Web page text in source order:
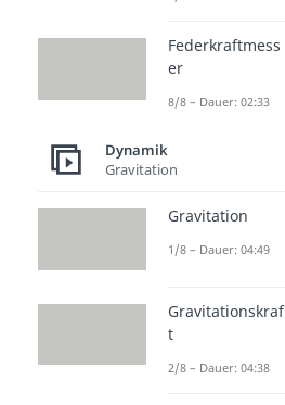
Federkraftmess
er
8/8 – Dauer: 02:33
Dynamik
Gravitation
Gravitation
1/8 – Dauer: 04:49
Gravitationskraf
t
2/8 – Dauer: 04:38